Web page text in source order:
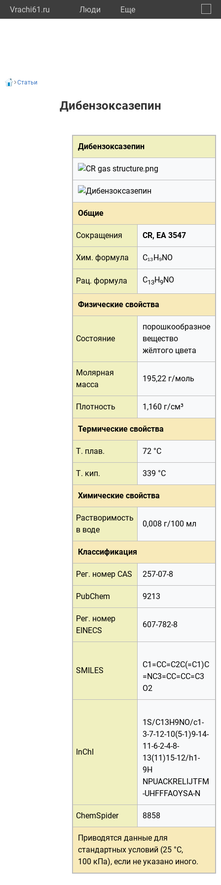
Vrachi61.ru Люди Eще
Статьи
Дибензоксазепин
Дибензоксазепин
Общие
Сокращения CR, EA 3547
Хим. формула C₁₃H₉NO
Рац. формула C13H9NO
Физические свойства
Состояние
порошкообразное
вещество
жёлтого цвета
Молярная
масса
195,22 г/моль
Плотность 1,160 г/см³
Термические свойства
Т. плав. 72 °C
Т. кип. 339 °C
Химические свойства
Растворимость
в воде
0,008 г/100 мл
Классификация
Рег. номер CAS 257-07-8
PubChem 9213
Рег. номер
EINECS
607-782-8
SMILES
C1=CC=C2C(=C1)C
=NC3=CC=CC=C3
O2
InChI
1S/C13H9NO/c1-
3-7-12-10(5-1)9-14-
11-6-2-4-8-
13(11)15-12/h1-
9H
NPUACKRELIJTFM
-UHFFFAOYSA-N
ChemSpider 8858
Приводятся данные для
стандартных условий (25 °C,
100 кПа), если не указано иного.